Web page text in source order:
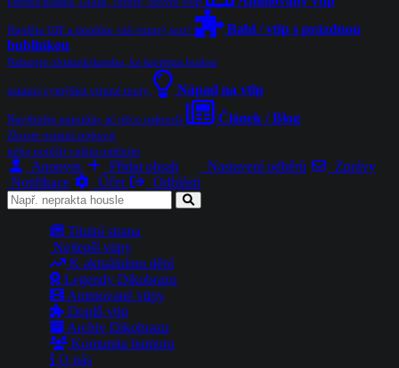
Najděte GIF a doplňte váš vtipný text!
Babl / vtip s prázdnou
bublinkou
Nahrajte obrázek/kresbu, ke kterému budou
ostatní vymýšlet vtipné texty Nápad na vtip
Navrhněte autorům, ať něco nakreslí Článek / Blog
Zkuste ostatní pobavit
nebo potěšit vašim uměním
Anonym Přidat obsah Nastavení odběrů
Zprávy
Notifikace
Účet Odhlásit
Titulní strana
Nejlepší vtipy
K aktuálnímu dění
Legendy Dikobrazu
Animované vtipy
Doplň vtip
Archiv Dikobrazu
Komunita humoru
O nás